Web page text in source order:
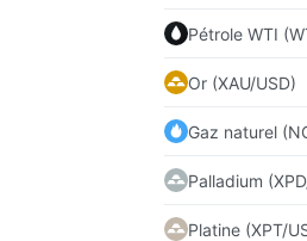
Pétrole WTI
Or (XAU/USD)
Gaz naturel
Palladium
Platine (XPT/